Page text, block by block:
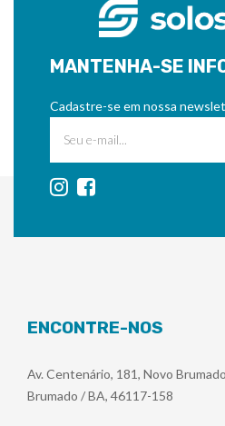
MANTENHA-SE
Cadastre-se em nossa
ENCONTRE-NOS
Av. Centenário, 181, Novo Brumado
Brumado / BA, 46117-158